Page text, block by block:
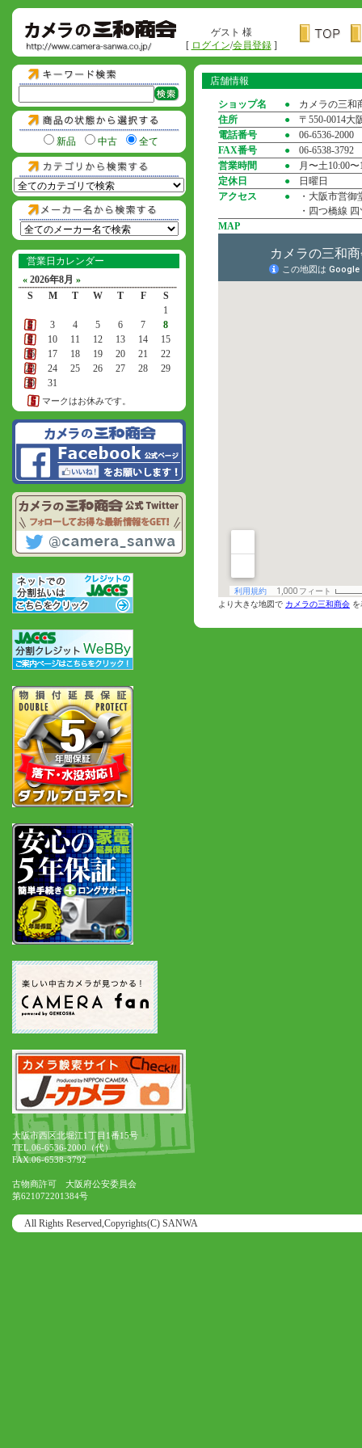
ゲスト 様
[ ログイン/会員登録]
新品 中古 全て
営業日カレンダー
« 2026年8月 »
S
M T W T F
S
1
2
3 4 5 6 7
8
9
10 11 12 13 14
15
16
17 18 19 20 21
22
23
24 25 26 27 28
29
30
31
マークはお休みです。
店舗情報
ショップ名 ●
カメラの三和
住所
●
〒550-0014大
電話番号
●
06-6536-2000
FAX番号
●
06-6538-3792
営業時間
●
月〜土10:00
定休日
●
日曜日
アクセス
●
・大阪市営
・四つ橋線
MAP
より大きな地図で カメラの三和商会
大阪市西区北堀江1丁目1番15号
TEL.06-6536-2000（代）
FAX.06-6538-3792
古物商許可 大阪府公安委員会
第621072201384号
All Rights Reserved,Copyrights(C) SANWA